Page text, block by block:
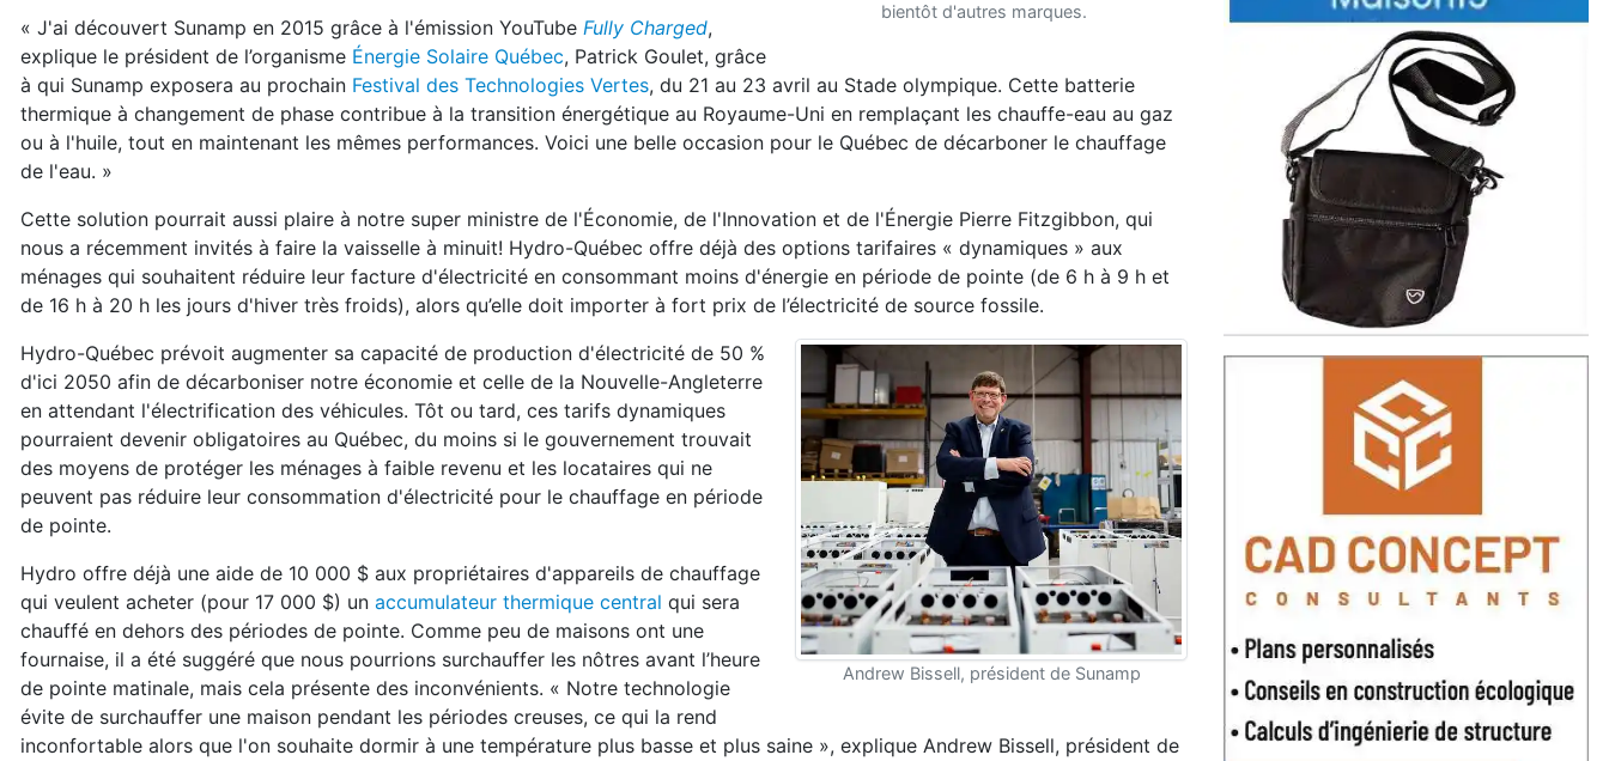
bientôt d'autres marques.
« J'ai découvert Sunamp en 2015 grâce à l'émission YouTube Fully Charged,
explique le président de l’organisme Énergie Solaire Québec, Patrick Goulet, grâce
à qui Sunamp exposera au prochain Festival des Technologies Vertes, du 21 au 23 avril au Stade olympique. Cette batterie
thermique à changement de phase contribue à la transition énergétique au Royaume-Uni en remplaçant les chauffe-eau au gaz
ou à l'huile, tout en maintenant les mêmes performances. Voici une belle occasion pour le Québec de décarboner le chauffage
de l'eau. »
Cette solution pourrait aussi plaire à notre super ministre de l'Économie, de l'Innovation et de l'Énergie Pierre Fitzgibbon, qui
nous a récemment invités à faire la vaisselle à minuit! Hydro-Québec offre déjà des options tarifaires « dynamiques » aux
ménages qui souhaitent réduire leur facture d'électricité en consommant moins d'énergie en période de pointe (de 6 h à 9 h et
de 16 h à 20 h les jours d'hiver très froids), alors qu’elle doit importer à fort prix de l’électricité de source fossile.
Andrew Bissell, président de Sunamp
Hydro-Québec prévoit augmenter sa capacité de production d'électricité de 50 %
d'ici 2050 afin de décarboniser notre économie et celle de la Nouvelle-Angleterre
en attendant l'électrification des véhicules. Tôt ou tard, ces tarifs dynamiques
pourraient devenir obligatoires au Québec, du moins si le gouvernement trouvait
des moyens de protéger les ménages à faible revenu et les locataires qui ne
peuvent pas réduire leur consommation d'électricité pour le chauffage en période
de pointe.
Hydro offre déjà une aide de 10 000 $ aux propriétaires d'appareils de chauffage
qui veulent acheter (pour 17 000 $) un accumulateur thermique central qui sera
chauffé en dehors des périodes de pointe. Comme peu de maisons ont une
fournaise, il a été suggéré que nous pourrions surchauffer les nôtres avant l’heure
de pointe matinale, mais cela présente des inconvénients. « Notre technologie
évite de surchauffer une maison pendant les périodes creuses, ce qui la rend
inconfortable alors que l'on souhaite dormir à une température plus basse et plus saine », explique Andrew Bissell, président de